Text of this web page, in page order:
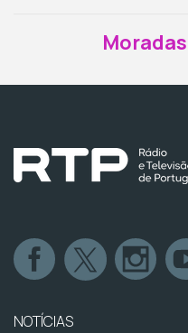
NOTÍCIAS